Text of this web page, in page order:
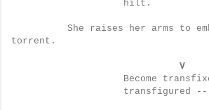
hilt.
She raises her arms to
torrent.
V
Become
transfigured --